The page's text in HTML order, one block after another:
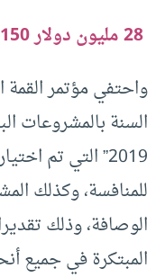
28 مليون دولار 150 مشروعا و245 مليون مستفيد
واحتفي مؤتمر القمة
السنة بالمشروعات
للمنافسة، وكذلك
الوصافة، وذلك
المبتكرة في جميع